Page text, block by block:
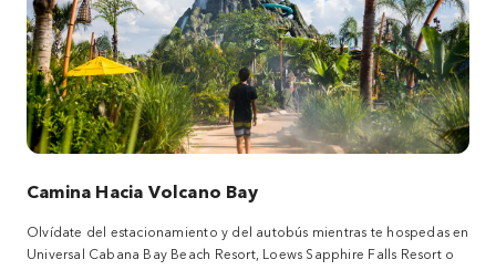
Camina Hacia Volcano Bay
Olvídate del estacionamiento y del autobús mientras te hospedas en
Universal Cabana Bay Beach Resort, Loews Sapphire Falls Resort o